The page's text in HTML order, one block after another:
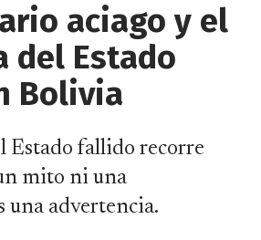
aciago y el
del Estado
Bolivia
Estado fallido recorre
mito ni una
una advertencia.